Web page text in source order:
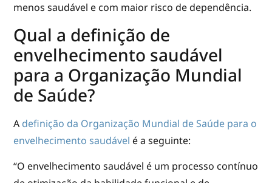
menos saudável e com maior risco de dependência.
Qual a definição de
envelhecimento saudável
para a Organização Mundial
de Saúde?
A definição da Organização Mundial de Saúde para o
envelhecimento saudável é a seguinte:
“O envelhecimento saudável é um processo contínuo